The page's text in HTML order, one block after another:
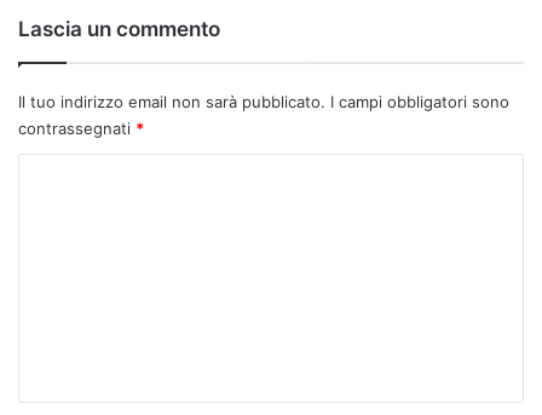
Lascia un commento
Il tuo indirizzo email non sarà pubblicato. I campi obbligatori sono
contrassegnati *